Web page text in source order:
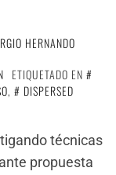
HERNANDO
ETIQUETADO EN
,
DISPERSED
técnicas
propuesta